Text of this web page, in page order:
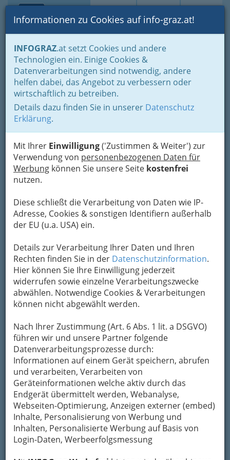
Suche Login Toggle
Informationen zu Cookies auf info-graz.at!
INFOGRAZ.at setzt Cookies und andere
Technologien ein. Einige Cookies &
Datenverarbeitungen sind notwendig, andere
helfen dabei, das Angebot zu verbessern oder
wirtschaftlich zu betreiben.
Details dazu finden Sie in unserer Datenschutz
Erklärung.
Mit Ihrer Einwilligung('Zustimmen & Weiter') zur
Verwendung von personenbezogenen Daten für
Werbung können Sie unsere Seite kostenfrei
nutzen.
Diese schließt die Verarbeitung von Daten wie IP-
Adresse, Cookies & sonstigen Identifiern außerhalb
der EU (u.a. USA) ein.
Details zur Verarbeitung Ihrer Daten und Ihren
Rechten finden Sie in der Datenschutzinformation.
Hier können Sie Ihre Einwilligung jederzeit
widerrufen sowie einzelne Verarbeitungszwecke
abwählen. Notwendige Cookies & Verarbeitungen
können nicht abgewählt werden.
Nach Ihrer Zustimmung (Art. 6 Abs. 1 lit. a DSGVO)
führen wir und unsere Partner folgende
Datenverarbeitungsprozesse durch:
Informationen auf einem Gerät speichern, abrufen
und verarbeiten, Verarbeiten von
Geräteinformationen welche aktiv durch das
Endgerät übermittelt werden, Webanalyse,
Webseiten-Optimierung, Anzeigen externer (embed)
Inhalte, Personalisierung von Werbung und
Inhalten, Personalisierte Werbung auf Basis von
Login-Daten, Werbeerfolgsmessung
Home
Lifestyle
Studieren, Studium: „Student sein in Graz“ - oder Studentin
allgemeine Informationen für Studentinnen und Studenten
allgemeine Informationen
für Studentinnen und
Studenten in der Steiermark
Bezirksauswahl
Alle Bezirke
1
greenbox - graz nord
Lindweg 31, 8010 Graz
+43 316 362 236
+43 316 362 236 - 499
+43 664 8418 596
Die greenbox-graz nord steht fürWohnen im
Einklang mit der Natur. Die großzügige
Volleyballplatz sowie die unmittelbare Lage am
Rosenhain bieten ausreichend Erholung und
Sportmöglichkeiten. Im StudentInenwohnhaus
wohnen 78 Studierende in zehn
Wohngemeinschaften. Die
Wohngemeinschaften bestehen aus 6 bis 10
Zimmer . Jeder Gemeinschaft steht eine
entsprechend ausgestattete Wohnküche und
Sanitärbereiche zur Verfügung.
Kategorien